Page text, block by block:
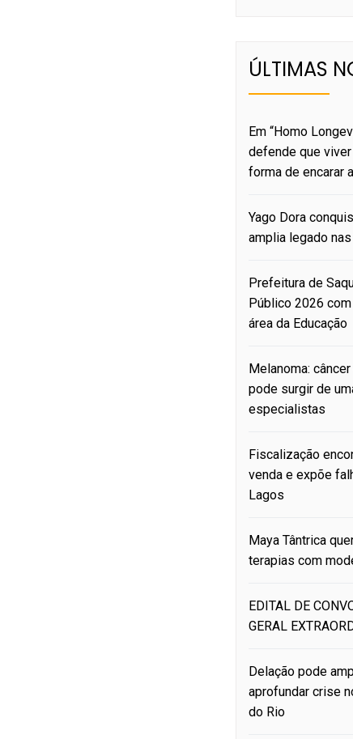
ÚLTIMAS
Em “Homo
defende que
forma de encarar
Yago Dora
amplia legado
Prefeitura de
Público 2026
área da Educação
Melanoma:
pode surgir de
especialistas
Fiscalização
venda e expõe
Lagos
Maya Tântrica
terapias com
EDITAL DE
GERAL
Delação pode
aprofundar crise
do Rio